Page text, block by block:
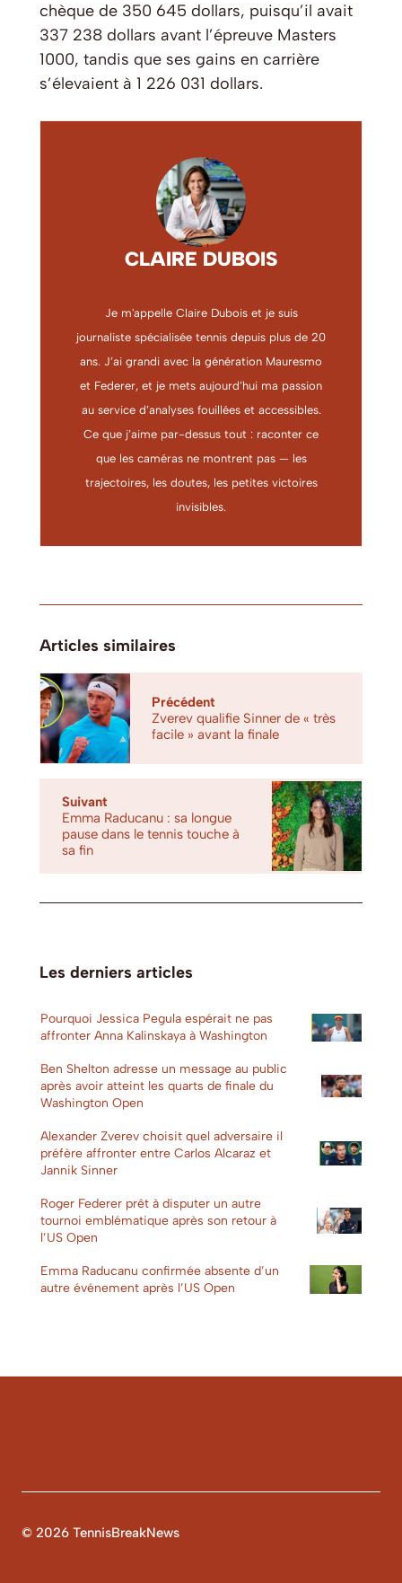
chèque de 350 645 dollars, puisqu’il avait
337 238 dollars avant l’épreuve Masters
1000, tandis que ses gains en carrière
s’élevaient à 1 226 031 dollars.
CLAIRE DUBOIS
Je m'appelle Claire Dubois et je suis
journaliste spécialisée tennis depuis plus de 20
ans. J’ai grandi avec la génération Mauresmo
et Federer, et je mets aujourd’hui ma passion
au service d’analyses fouillées et accessibles.
Ce que j’aime par-dessus tout : raconter ce
que les caméras ne montrent pas — les
trajectoires, les doutes, les petites victoires
invisibles.
Articles similaires
Précédent
Zverev qualifie Sinner de « très
facile » avant la finale
Suivant
Emma Raducanu : sa longue
pause dans le tennis touche à
sa fin
Les derniers articles
Pourquoi Jessica Pegula espérait ne pas
affronter Anna Kalinskaya à Washington
Ben Shelton adresse un message au public
après avoir atteint les quarts de finale du
Washington Open
Alexander Zverev choisit quel adversaire il
préfère affronter entre Carlos Alcaraz et
Jannik Sinner
Roger Federer prêt à disputer un autre
tournoi emblématique après son retour à
l’US Open
Emma Raducanu confirmée absente d’un
autre événement après l’US Open
© 2026 TennisBreakNews